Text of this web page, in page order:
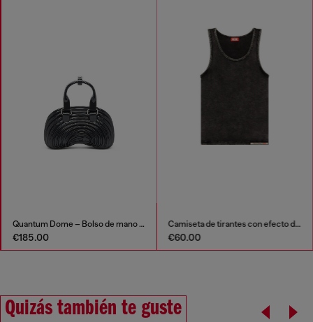
Quantum Dome – Bolso de mano en Melflex®
€185.00
Camiseta de tirantes con efecto denim
€60.00
Quizás también te guste